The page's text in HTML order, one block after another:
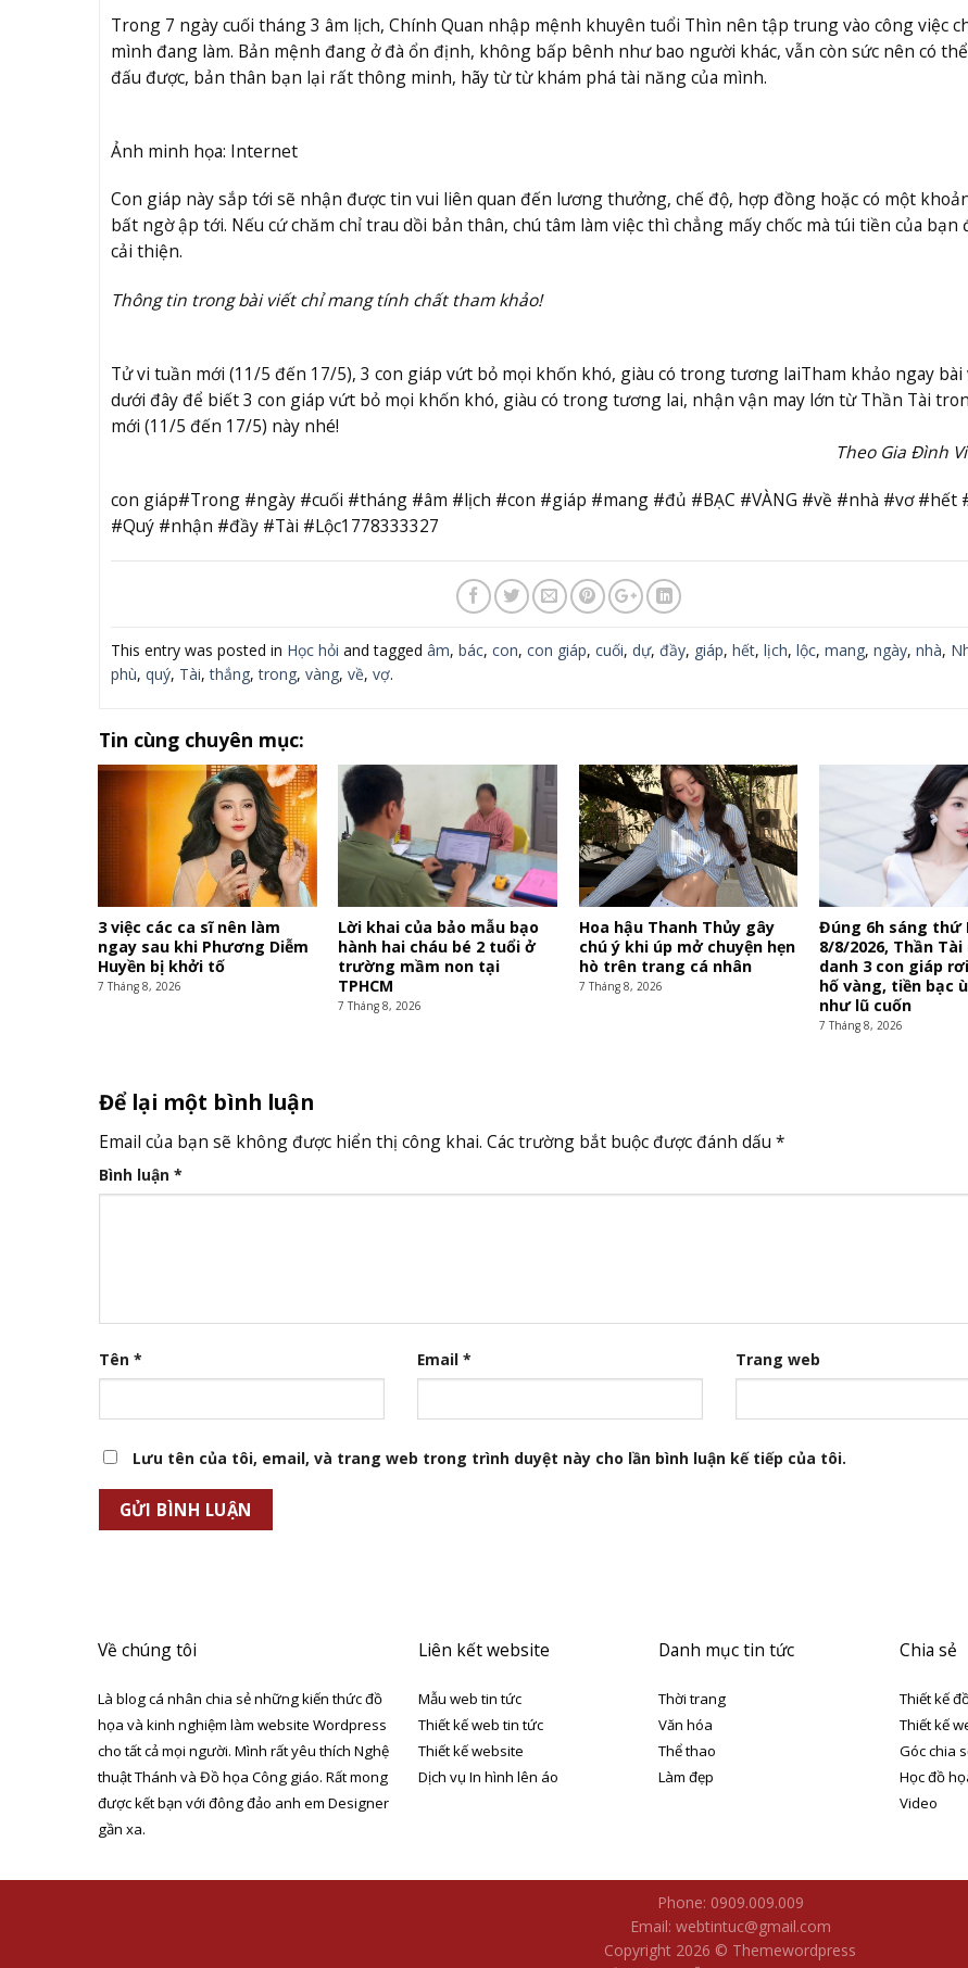
Trong 7 ngày cuối tháng 3 âm lịch, Chính Quan nhập mệnh khuyên tuổi Thìn nên tập trung vào công việc
mình đang làm. Bản mệnh đang ở đà ổn định, không bấp bênh như bao người khác, vẫn còn sức nên có
đấu được, bản thân bạn lại rất thông minh, hãy từ từ khám phá tài năng của mình.
Ảnh minh họa: Internet
Con giáp này sắp tới sẽ nhận được tin vui liên quan đến lương thưởng, chế độ, hợp đồng hoặc có một
bất ngờ ập tới. Nếu cứ chăm chỉ trau dồi bản thân, chú tâm làm việc thì chẳng mấy chốc mà túi tiền của bạn
cải thiện.
Thông tin trong bài viết chỉ mang tính chất tham khảo!
Tử vi tuần mới (11/5 đến 17/5), 3 con giáp vứt bỏ mọi khốn khó, giàu có trong tương laiTham khảo ngay bài
dưới đây để biết 3 con giáp vứt bỏ mọi khốn khó, giàu có trong tương lai, nhận vận may lớn từ Thần Tài
mới (11/5 đến 17/5) này nhé!
Theo Gia Đình
con giáp#Trong #ngày #cuối #tháng #âm #lịch #con #giáp #mang #đủ #BẠC #VÀNG #về #nhà #vơ #hết
#Quý #nhận #đầy #Tài #Lộc1778333327
This entry was posted in Học hỏi and tagged âm, bác, con, con giáp, cuối, dự, đầy, giáp, hết, lịch, lộc, mang, ngày, nhà,
phù, quý, Tài,thắng,trong, vàng, về, vợ.
Tin cùng chuyên mục:
3 việc các ca sĩ nên làm
ngay sau khi Phương Diễm
Huyền bị khởi tố
7 Tháng 8, 2026
Lời khai của bảo mẫu bạo
hành hai cháu bé 2 tuổi ở
trường mầm non tại
TPHCM
7 Tháng 8, 2026
Hoa hậu Thanh Thủy gây
chú ý khi úp mở chuyện hẹn
hò trên trang cá nhân
7 Tháng 8, 2026
Đúng 6h sáng thứ
8/8/2026, Thần
danh 3 con giáp
hố vàng, tiền bạc
như lũ cuốn
7 Tháng 8, 2026
Để lại một bình luận
Email của bạn sẽ không được hiển thị công khai. Các trường bắt buộc được đánh dấu *
Bình luận *
Tên * Email * Trang web
Lưu tên của tôi, email, và trang web trong trình duyệt này cho lần bình luận kế tiếp của tôi.
Về chúng tôi
Là blog cá nhân chia sẻ những kiến thức đồ
họa và kinh nghiệm làm website Wordpress
cho tất cả mọi người. Mình rất yêu thích Nghệ
thuật Thánh và Đồ họa Công giáo. Rất mong
được kết bạn với đông đảo anh em Designer
gần xa.
Liên kết website
Mẫu web tin tức
Thiết kế web tin tức
Thiết kế website
Dịch vụ In hình lên áo
Danh mục tin tức
Thời trang
Văn hóa
Thể thao
Làm đẹp
Chia sẻ
Thiết kế
Thiết kế
Góc chia
Học đồ
Video
Phone: 0909.009.009
Email: webtintuc@gmail.com
Copyright 2026 © Themewordpress